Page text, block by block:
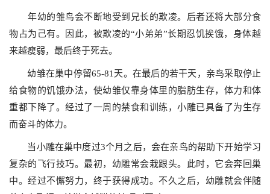
年幼的雏鸟会不断地受到兄长的欺凌。后者还将大部分食
物占为己有。因此，被欺凌的“小弟弟”长期忍饥挨饿，身体越
来越瘦弱，最后终于死去。
幼雏在巢中停留65-81天。在最后的若干天，亲鸟采取停止
给食物的饥饿办法，使幼雏仅靠身体里的脂肪生存，体力和体
重都下降了。经过了一周的禁食和训练，小雕已具备了为生存
而奋斗的体力。
当小雕在巢中度过3个月之后，会在亲鸟的帮助下开始学习
复杂的飞行技巧。最初，幼雕常会栽跟头。此时，它会奔回巢
中。经过不懈努力，终于获得成功。不久之后，幼雕就会伴随